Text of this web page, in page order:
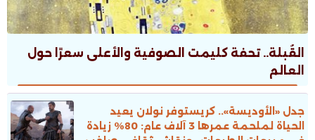
القُبلة.. تحفة كليمت الصوفية والأعلى سعرًا حول
العالم
جدل «الأوديسة».. كريستوفر نولان يعيد
الحياة لملحمة عمرها 3 آلاف عام: 80% زيادة